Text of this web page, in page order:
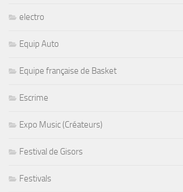
electro
Equip Auto
Equipe française de Basket
Escrime
Expo Music (Créateurs)
Festival de Gisors
Festivals